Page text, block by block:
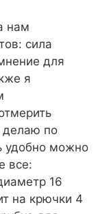
нам
сила
для
я
делаю по
удобно можно
все:
16
на крючки 4